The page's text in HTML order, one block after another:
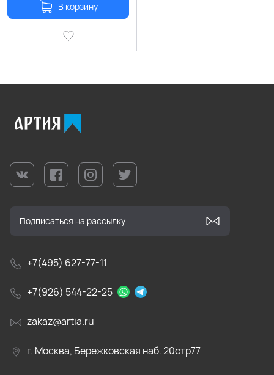
В корзину
+7(495) 627-77-11
+7(926) 544-22-25
zakaz@artia.ru
г. Москва, Бережковская наб. 20стр77